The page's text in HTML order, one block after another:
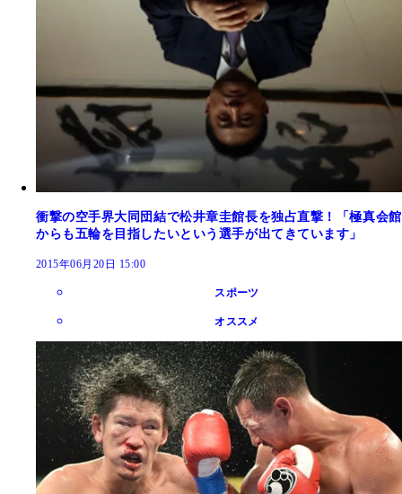
衝撃の空手界大同団結で松井章圭館長を独占直撃！「極真会館
からも五輪を目指したいという選手が出てきています」
2015年06月20日 15:00
スポーツ
オススメ